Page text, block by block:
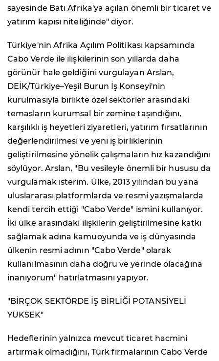
sayesinde Batı Afrika'ya açılan önemli bir ticaret ve
yatırım kapısı niteliğinde" diyor.
Türkiye'nin Afrika Açılım Politikası kapsamında
Cabo Verde ile ilişkilerinin son yıllarda daha
görünür hale geldiğini vurgulayan Arslan,
DEİK/Türkiye–Yeşil Burun İş Konseyi'nin
kurulmasıyla birlikte özel sektörler arasındaki
temasların kurumsal bir zemine taşındığını,
karşılıklı iş heyetleri ziyaretleri, yatırım fırsatlarının
değerlendirilmesi ve yeni iş birliklerinin
geliştirilmesine yönelik çalışmaların hız kazandığını
söylüyor. Arslan, "Bu vesileyle önemli bir hususu da
vurgulamak isterim. Ülke, 2013 yılından bu yana
uluslararası platformlarda ve resmi yazışmalarda
kendi tercih ettiği "Cabo Verde" ismini kullanıyor.
İki ülke arasındaki ilişkilerin geliştirilmesine katkı
sağlamak adına kamuoyunda ve iş dünyasında
ülkenin resmi adının "Cabo Verde" olarak
kullanılmasının daha doğru ve yerinde olacağına
inanıyorum" hatırlatmasını yapıyor.
"BİRÇOK SEKTÖRDE İŞ BİRLİĞİ POTANSİYELİ
YÜKSEK"
Hedeflerinin yalnızca mevcut ticaret hacmini
artırmak olmadığını, Türk firmalarının Cabo Verde